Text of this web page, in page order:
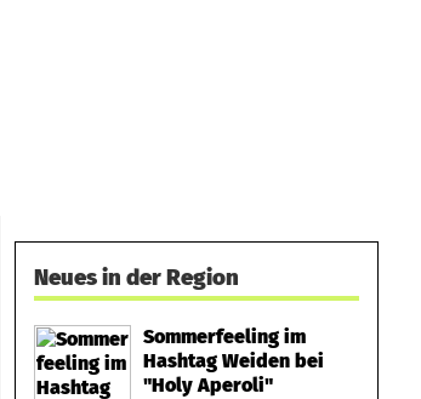
Neues in der Region
Sommerfeeling im
Hashtag Weiden bei
"Holy Aperoli"